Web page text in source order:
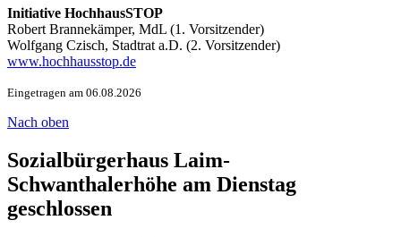
Initiative HochhausSTOP
Robert Brannekämper, MdL (1. Vorsitzender)
Wolfgang Czisch, Stadtrat a.D. (2. Vorsitzender)
www.hochhausstop.de
Eingetragen am 06.08.2026
Nach oben
Sozialbürgerhaus Laim-
Schwanthalerhöhe am Dienstag
geschlossen